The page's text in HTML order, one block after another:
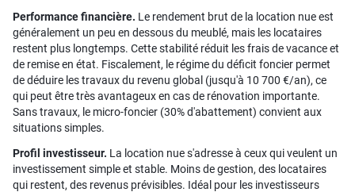
Performance financière. Le rendement brut de la location nue est
généralement un peu en dessous du meublé, mais les locataires
restent plus longtemps. Cette stabilité réduit les frais de vacance et
de remise en état. Fiscalement, le régime du déficit foncier permet
de déduire les travaux du revenu global (jusqu'à 10 700 €/an), ce
qui peut être très avantageux en cas de rénovation importante.
Sans travaux, le micro-foncier (30% d'abattement) convient aux
situations simples.
Profil investisseur. La location nue s'adresse à ceux qui veulent un
investissement simple et stable. Moins de gestion, des locataires
qui restent, des revenus prévisibles. Idéal pour les investisseurs